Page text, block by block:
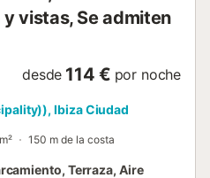
vistas, Se admiten
desde 114 € por noche
Ibiza Ciudad
150 m de la costa
Terraza, Aire